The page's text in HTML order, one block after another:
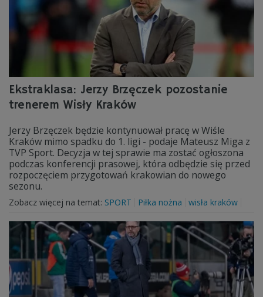
Ekstraklasa: Jerzy Brzęczek pozostanie
trenerem Wisły Kraków
Jerzy Brzęczek będzie kontynuował pracę w Wiśle
Kraków mimo spadku do 1. ligi - podaje Mateusz Miga z
TVP Sport. Decyzja w tej sprawie ma zostać ogłoszona
podczas konferencji prasowej, która odbędzie się przed
rozpoczęciem przygotowań krakowian do nowego
sezonu.
Zobacz więcej na temat: SPORT Piłka nożna wisła kraków